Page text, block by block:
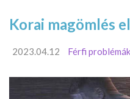
Korai magömlés
2023.04.12 Férfi problémák